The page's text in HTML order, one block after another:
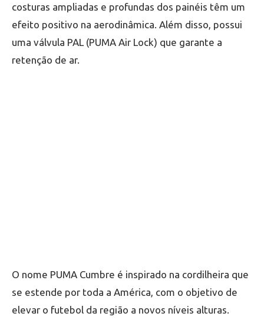
costuras ampliadas e profundas dos painéis têm um
efeito positivo na aerodinâmica. Além disso, possui
uma válvula PAL (PUMA Air Lock) que garante a
retenção de ar.
O nome PUMA Cumbre é inspirado na cordilheira que
se estende por toda a América, com o objetivo de
elevar o futebol da região a novos níveis alturas.